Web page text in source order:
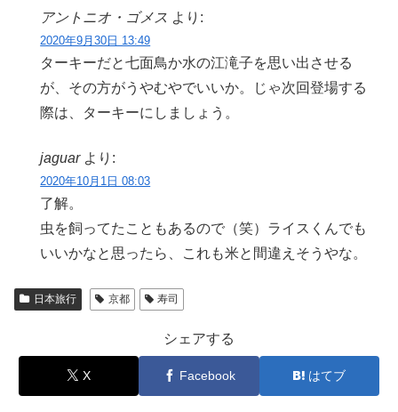
アントニオ・ゴメス より:
2020年9月30日 13:49
ターキーだと七面鳥か水の江滝子を思い出させる
が、その方がうやむやでいいか。じゃ次回登場する
際は、ターキーにしましょう。
jaguar より:
2020年10月1日 08:03
了解。
虫を飼ってたこともあるので（笑）ライスくんでも
いいかなと思ったら、これも米と間違えそうやな。
日本旅行 京都 寿司
シェアする
X Facebook はてブ